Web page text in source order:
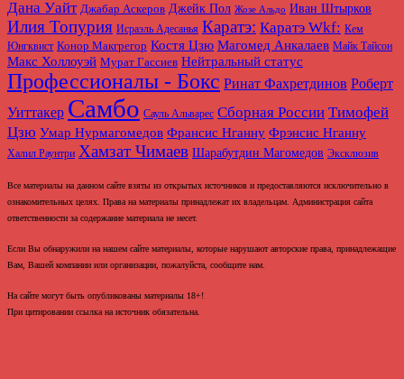
Дана Уайт Джабар Аскеров Джейк Пол Жозе Альдо Иван Штырков
Илия Топурия Исраэль Адесанья Каратэ: Каратэ Wkf: Кем
Юнгквист Конор Макгрегор Костя Цзю Магомед Анкалаев Майк Тайсон
Макс Холлоуэй Мурат Гассиев Нейтральный статус
Профессионалы - Бокс Ринат Фахретдинов Роберт
Уиттакер Самбо Сауль Альварес Сборная России Тимофей
Цзю Умар Нурмагомедов Франсис Нганну Фрэнсис Нганну
Халил Раунтри Хамзат Чимаев Шарабутдин Магомедов Эксклюзив
Все материалы на данном сайте взяты из открытых источников и предоставляются исключительно в
ознакомительных целях. Права на материалы принадлежат их владельцам. Администрация сайта
ответственности за содержание материала не несет.
Если Вы обнаружили на нашем сайте материалы, которые нарушают авторские права, принадлежащие
Вам, Вашей компании или организации, пожалуйста, сообщите нам.
На сайте могут быть опубликованы материалы 18+!
При цитировании ссылка на источник обязательна.